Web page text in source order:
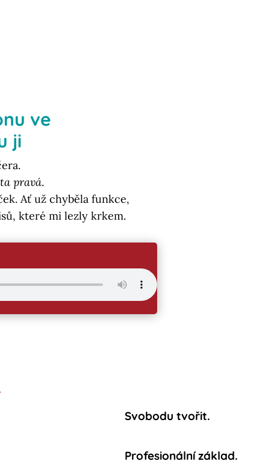
ve
ji
ta pravá.
Ať už chyběla funkce,
které mi lezly krkem.
Svobodu tvořit.
Profesionální základ.